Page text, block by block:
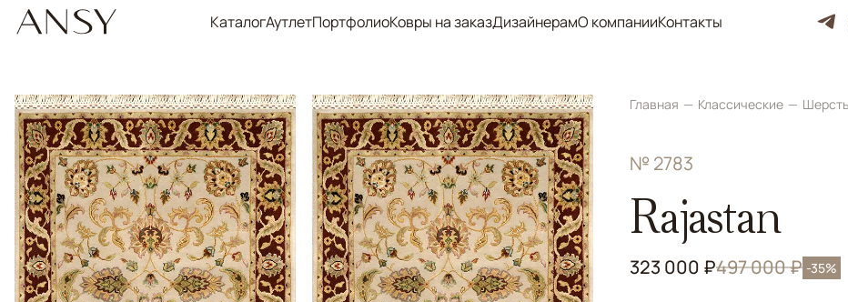
КаталогАутлетПортфолиоКовры на заказДизайнерамО компанииКонтакты
Главная Классические
№ 2783
Rajastan
323 000 ₽497 000 ₽ -35%